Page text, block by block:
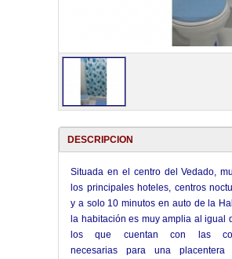
DESCRIPCION
Situada en el centro del Vedado,
los principales hoteles, centros
y a solo 10 minutos en auto de la
la habitación es muy amplia al igual
los que cuentan con las
necesarias para una placentera